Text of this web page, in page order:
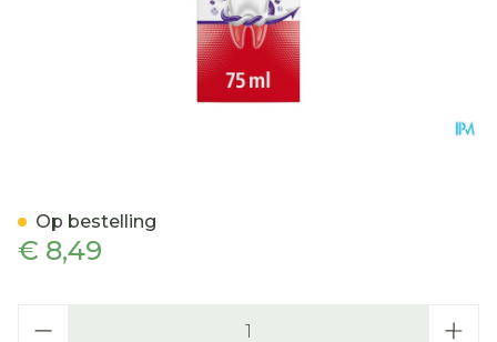
€ 8,49
Op bestelling